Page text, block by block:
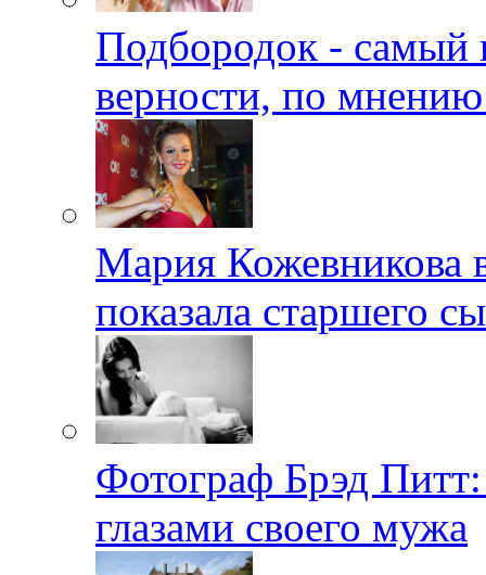
Подбородок - самый
верности, по
Мария Кожевникова
показала старшего
Фотограф Брэд
глазами своего мужа